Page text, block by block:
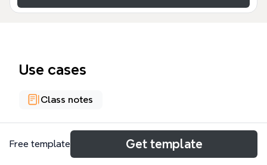
Use cases
Class notes
About
Free template Get template